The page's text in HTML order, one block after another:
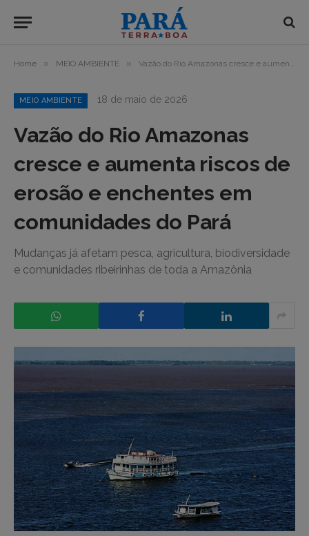
Home » MEIO AMBIENTE » Vazão do Rio Amazonas cresce e aumenta riscos de erosão e enchentes em comunidades do Pará
MEIO AMBIENTE 18 de maio de 2026
Vazão do Rio Amazonas
cresce e aumenta riscos de
erosão e enchentes em
comunidades do Pará
Mudanças já afetam pesca, agricultura, biodiversidade
e comunidades ribeirinhas de toda a Amazônia